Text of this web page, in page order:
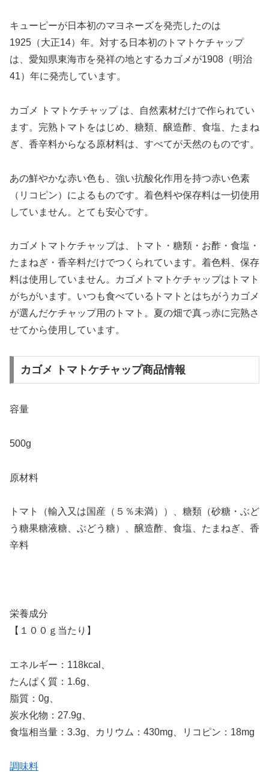
キューピーが日本初のマヨネーズを発売したのは
1925（大正14）年。対する日本初のトマトケチャップ
は、愛知県東海市を発祥の地とするカゴメが1908（明治
41）年に発売しています。
カゴメ トマトケチャップ は、自然素材だけで作られてい
ます。完熟トマトをはじめ、糖類、醸造酢、食塩、たまね
ぎ、香辛料からなる原材料は、すべてが天然のものです。
あの鮮やかな赤い色も、強い抗酸化作用を持つ赤い色素
（リコピン）によるものです。着色料や保存料は一切使用
していません。とても安心です。
カゴメトマトケチャップは、トマト・糖類・お酢・食塩・
たまねぎ・香辛料だけでつくられています。着色料、保存
料は使用していません。カゴメトマトケチャップはトマト
がちがいます。いつも食べているトマトとはちがうカゴメ
が選んだケチャップ用のトマト。夏の畑で真っ赤に完熟さ
せてから使用しています。
カゴメ トマトケチャップ商品情報
容量
500g
原材料
トマト（輸入又は国産（５％未満））、糖類（砂糖・ぶど
う糖果糖液糖、ぶどう糖）、醸造酢、食塩、たまねぎ、香
辛料
栄養成分
【１００ｇ当たり】
エネルギー：118kcal、
たんぱく質：1.6g、
脂質：0g、
炭水化物：27.9g、
食塩相当量：3.3g、カリウム：430mg、リコピン：18mg
調味料